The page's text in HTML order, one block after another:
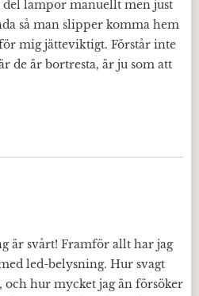
del lampor manuellt men just
så man slipper komma hem
mig jätteviktigt. Förstår inte
de är bortresta, är ju som att
är svårt! Framför allt har jag
led-belysning. Hur svagt
och hur mycket jag än försöker